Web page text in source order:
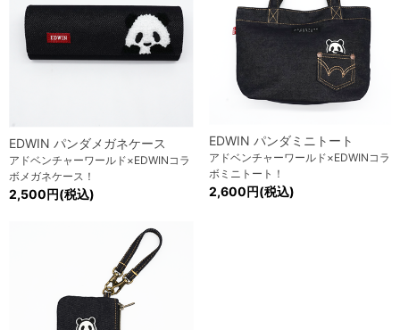
EDWIN パンダメガネケース
アドベンチャーワールド×EDWINコラ
ボメガネケース！
2,500円(税込)
EDWIN パンダミニトート
アドベンチャーワールド×EDWINコラ
ボミニトート！
2,600円(税込)